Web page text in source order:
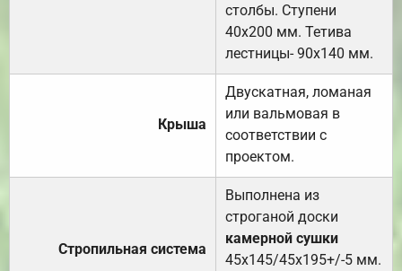
столбы. Ступени
40х200 мм. Тетива
лестницы- 90х140 мм.
Крыша
Двускатная, ломаная
или вальмовая в
соответствии с
проектом.
Стропильная система
Выполнена из
строганой доски
камерной сушки
45х145/45х195+/-5 мм.